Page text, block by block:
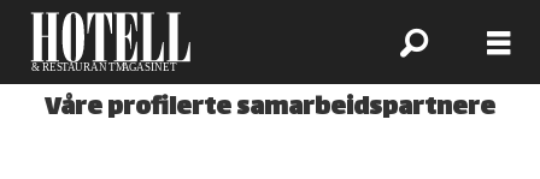
Våre profilerte samarbeidspartnere